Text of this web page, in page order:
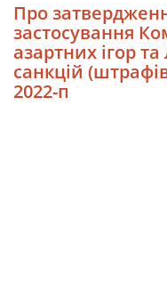
Про
застосування
азартних ігор
санкцій
2022-п